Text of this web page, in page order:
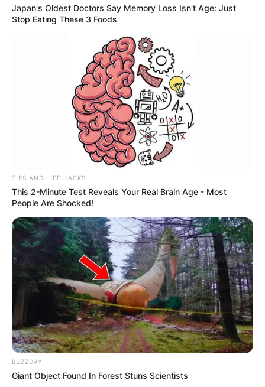
Japan's Oldest Doctors Say Memory Loss Isn't Age: Just
Stop Eating These 3 Foods
TIPS AND LIFE HACKS
This 2-Minute Test Reveals Your Real Brain Age - Most
People Are Shocked!
BUZZDAY
Giant Object Found In Forest Stuns Scientists